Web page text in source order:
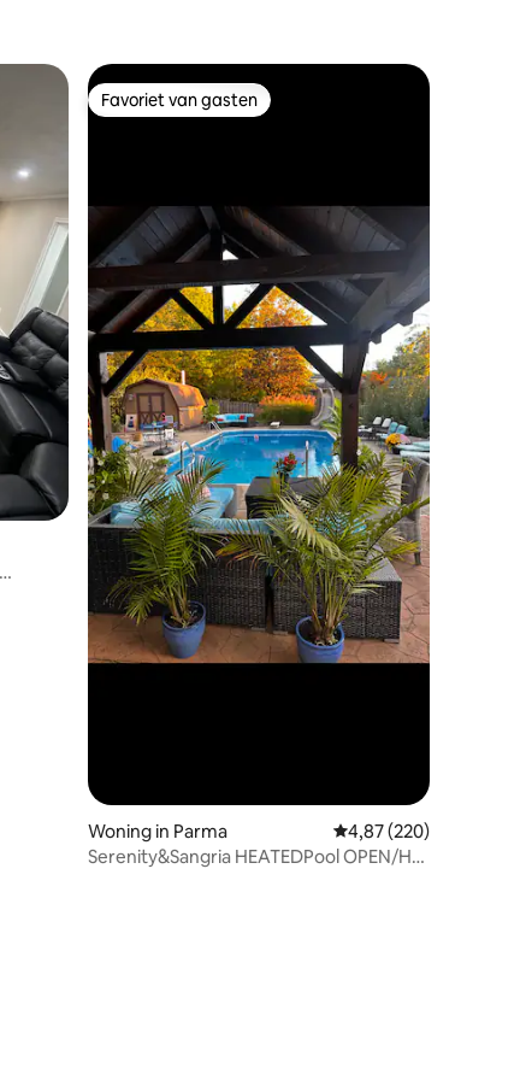
Favoriet van gasten
Favoriet van gasten
Woning in Parma Gemiddelde
4,87 (220)
Serenity&Sangria HEATEDPool OPEN/Hot